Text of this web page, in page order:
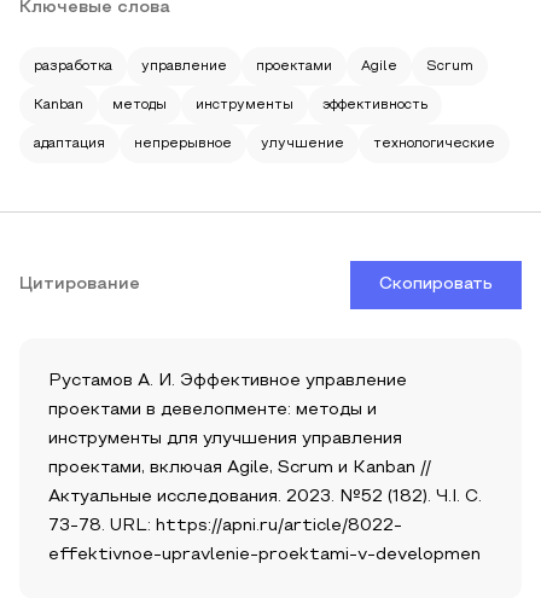
Ключевые слова
разработка управление проектами Agile Scrum
Kanban методы инструменты эффективность
адаптация непрерывное улучшение технологические
Цитирование Скопировать
Рустамов А. И. Эффективное управление
проектами в девелопменте: методы и
инструменты для улучшения управления
проектами, включая Agile, Scrum и Kanban //
Актуальные исследования. 2023. №52 (182). Ч.I. С.
73-78. URL: https://apni.ru/article/8022-
effektivnoe-upravlenie-proektami-v-developmen